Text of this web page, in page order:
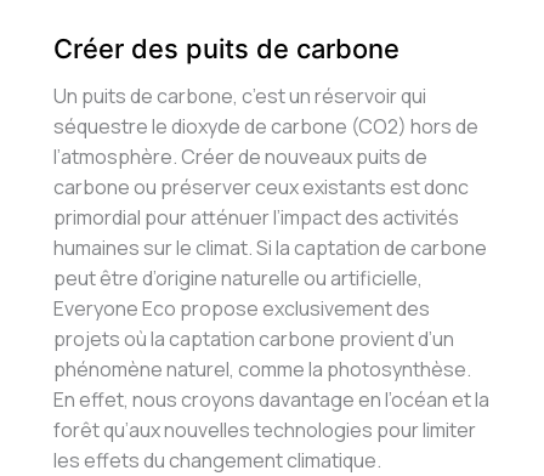
Créer des puits de carbone
Un puits de carbone, c’est un réservoir qui
séquestre le dioxyde de carbone (CO2) hors de
l’atmosphère. Créer de nouveaux puits de
carbone ou préserver ceux existants est donc
primordial pour atténuer l’impact des activités
humaines sur le climat. Si la captation de carbone
peut être d’origine naturelle ou artificielle,
Everyone Eco propose exclusivement des
projets où la captation carbone provient d’un
phénomène naturel, comme la photosynthèse.
En effet, nous croyons davantage en l’océan et la
forêt qu’aux nouvelles technologies pour limiter
les effets du changement climatique.